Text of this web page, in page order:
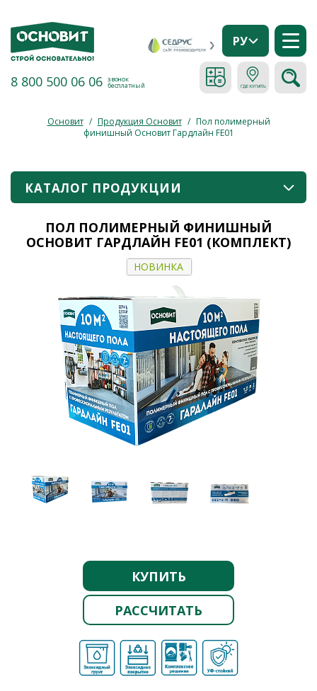
8 800 500 06 06 звонок
бесплатный
РУ
Основит / Продукция Основит / Пол полимерный
финишный Основит Гардлайн FE01
КАТАЛОГ ПРОДУКЦИИ
ПОЛ ПОЛИМЕРНЫЙ ФИНИШНЫЙ
ОСНОВИТ ГАРДЛАЙН FE01 (КОМПЛЕКТ)
НОВИНКА
КУПИТЬ
РАССЧИТАТЬ